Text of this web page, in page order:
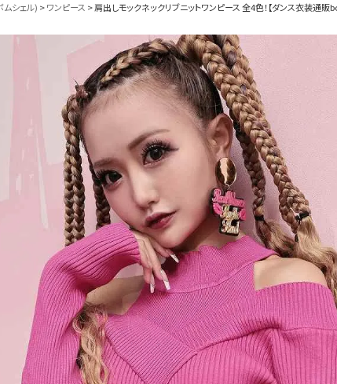
シェル) ワンピース 肩出しモックネックリブニットワンピース 全4色！【ダンス衣装